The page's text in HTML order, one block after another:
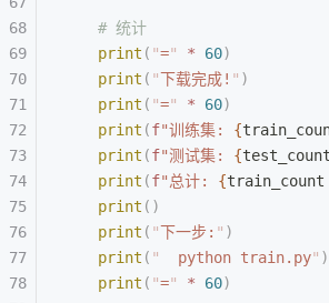
    # 统计
    print
( "=" * 60)
    print
( "下载完成! " )
    print
( "=" * 60)
    print
(f"训练集: {
    print
(f"测试集: {test_count
    print
(f"总计: {train_count
    print
()
    print
( "下一步: " )
    print
( "
  python train.py
" )
    print
( "=" * 60)